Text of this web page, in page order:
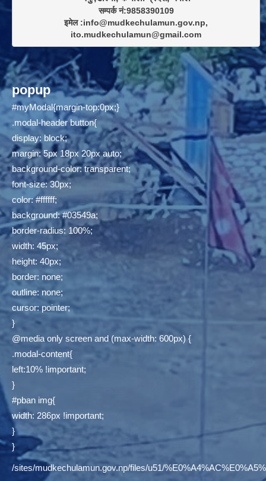
सम्पर्क नं:9858390109
इमेल :info@mudkechulamun.gov.np,
ito.mudkechulamun@gmail.com
popup
#myModal{margin-top:0px;}
.modal-header button{
display: block;
margin: 5px 18px 20px auto;
background-color: transparent;
font-size: 30px;
color: #ffffff;
background: #03549a;
border-radius: 100%;
width: 45px;
height: 40px;
border: none;
outline: none;
cursor: pointer;
}
@media only screen and (max-width: 600px) {
.modal-content{
left:10% !important;
}
#pban img{
width: 286px !important;
}
}
/sites/mudkechulamun.gov.np/files/u51/